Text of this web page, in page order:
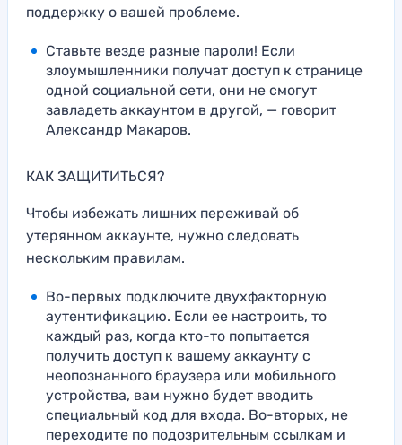
поддержку о вашей проблеме.
Ставьте везде разные пароли! Если
злоумышленники получат доступ к странице
одной социальной сети, они не смогут
завладеть аккаунтом в другой, — говорит
Александр Макаров.
КАК ЗАЩИТИТЬСЯ?
Чтобы избежать лишних переживай об
утерянном аккаунте, нужно следовать
нескольким правилам.
Во-первых подключите двухфакторную
аутентификацию. Если ее настроить, то
каждый раз, когда кто-то попытается
получить доступ к вашему аккаунту с
неопознанного браузера или мобильного
устройства, вам нужно будет вводить
специальный код для входа. Во-вторых, не
переходите по подозрительным ссылкам и